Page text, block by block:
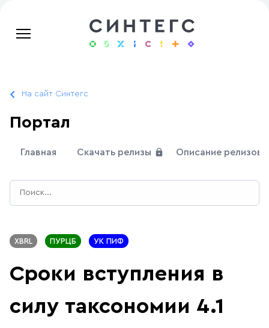
На сайт Синтегс
Портал
Главная Скачать релизы Описание релизов
XBRL ПУРЦБ УК ПИФ
Сроки вступления в
силу таксономии 4.1